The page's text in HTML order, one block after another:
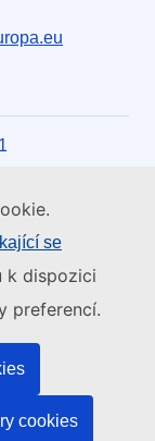
se
k dispozici
preferencí.
cookies